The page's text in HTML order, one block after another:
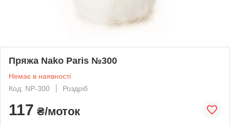
Пряжа Nako Paris №300
Немає в наявності
Код: NP-300
Роздріб
117 ₴/моток